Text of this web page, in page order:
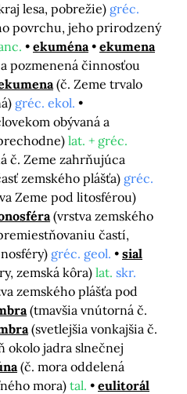
lesa, pobrežie) gréc.
povrchu, jeho prirodzený
ekuména
ekumena
pozmenená činnosťou
(č. Zeme trvalo
gréc. ekol.
obývaná a
lat. + gréc.
č. Zeme zahrňujúca
zemského plášťa) gréc.
Zeme pod litosférou)
(vrstva zemského
častí,
gréc. geol.
sial
zemská kôra) lat. skr.
zemského plášťa pod
(tmavšia vnútorná č.
(svetlejšia vonkajšia č.
okolo jadra slnečnej
(č. mora oddelená
mora) tal.
eulitorál